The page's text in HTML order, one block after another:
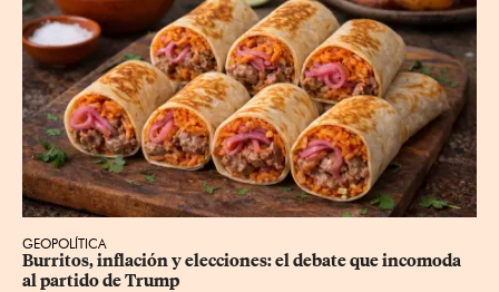
GEOPOLÍTICA
Burritos, inflación y elecciones: el debate que incomoda
al partido de Trump